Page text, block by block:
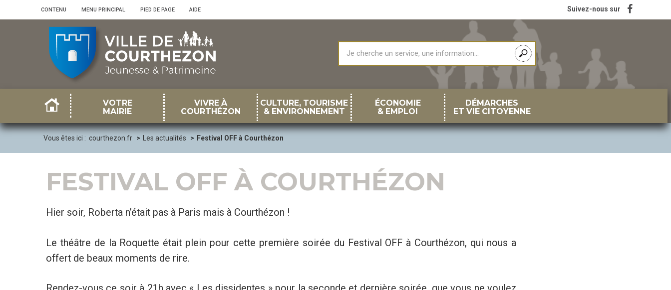
CONTENU MENU PRINCIPAL PIED DE PAGE AIDE
VOTRE
MAIRIE
VIVRE À
COURTHÉZON
CULTURE, TOURISME
& ENVIRONNEMENT
ÉCONOMIE
& EMPLOI
DÉMARCHES
ET VIE CITOYENNE
Suivez-nous sur
Vous êtes ici : courthezon.fr Les actualités Festival OFF à Courthézon
FESTIVAL OFF À COURTHÉZON
Hier soir, Roberta n’était pas à Paris mais à Courthézon !
Le théâtre de la Roquette était plein pour cette première soirée du Festival OFF à Courthézon, qui nous a
offert de beaux moments de rire.